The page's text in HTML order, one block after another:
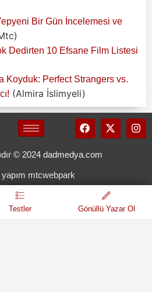
Bir Gün İncelemesi ve
Dedirten 10 Efsane Film Listesi
Koyduk: Perfect Strangers vs.
(Almira İslimyeli)
© 2024 dadmedya.com
mtcwebpark
Testler Gönüllü Yazar Ol